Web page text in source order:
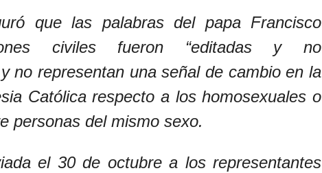
que las palabras del papa Francisco
civiles fueron “editadas y no
no representan una señal de cambio en la
Católica respecto a los homosexuales o
personas del mismo sexo.
el 30 de octubre a los representantes